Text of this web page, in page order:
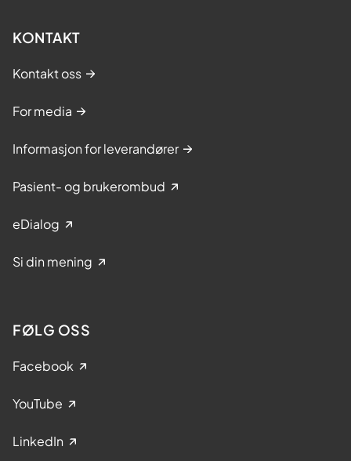
KONTAKT
Kontakt oss
For media
Informasjon for leverandører
Pasient- og brukerombud
eDialog
Si din mening
FØLG OSS
Facebook
YouTube
LinkedIn